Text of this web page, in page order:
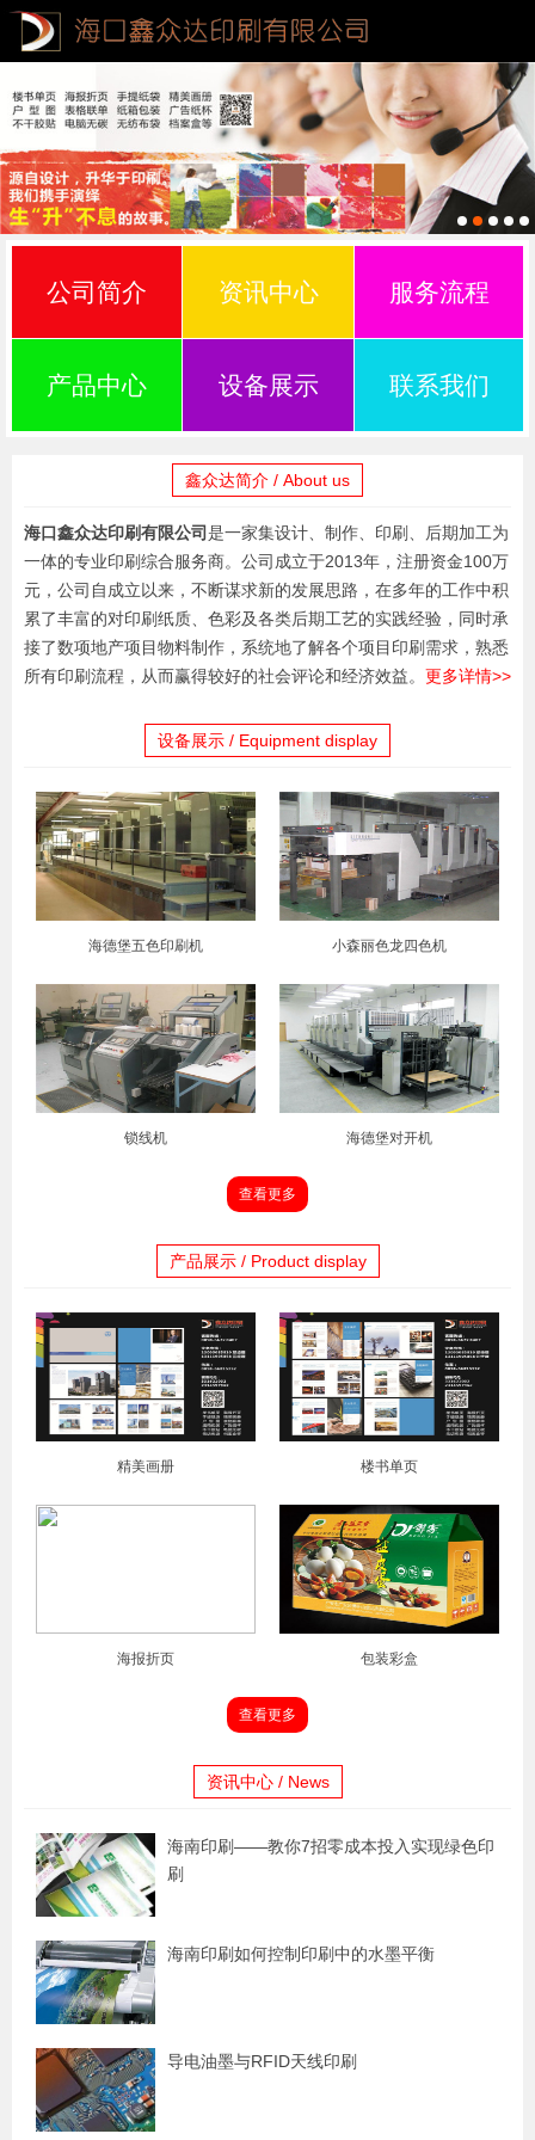
公司简介 资讯中心 服务流程
产品中心 设备展示 联系我们
鑫众达简介 / About us
海口鑫众达印刷有限公司是一家集设计、制作、印刷、后期加工为
一体的专业印刷综合服务商。公司成立于2013年，注册资金100万
元，公司自成立以来，不断谋求新的发展思路，在多年的工作中积
累了丰富的对印刷纸质、色彩及各类后期工艺的实践经验，同时承
接了数项地产项目物料制作，系统地了解各个项目印刷需求，熟悉
所有印刷流程，从而赢得较好的社会评论和经济效益。 更多详情>>
设备展示 / Equipment display
海德堡五色印刷机 小森丽色龙四色机
锁线机 海德堡对开机
查看更多
产品展示 / Product display
精美画册 楼书单页
海报折页 包装彩盒
查看更多
资讯中心 / News
海南印刷——教你7招零成本投入实现绿色印
刷
海南印刷如何控制印刷中的水墨平衡
导电油墨与RFID天线印刷